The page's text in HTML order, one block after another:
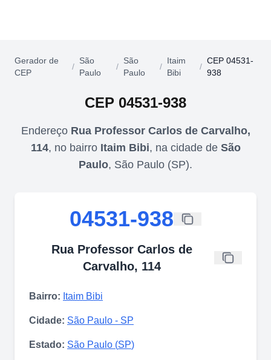
Gerador de
CEP
/
São
Paulo
/
São
Paulo
/
Itaim
Bibi
/
CEP 04531-
938
CEP 04531-938
Endereço Rua Professor Carlos de Carvalho,
114, no bairro Itaim Bibi, na cidade de São
Paulo, São Paulo (SP).
04531-938
Rua Professor Carlos de
Carvalho, 114
Bairro: Itaim Bibi
Cidade: São Paulo - SP
Estado: São Paulo (SP)